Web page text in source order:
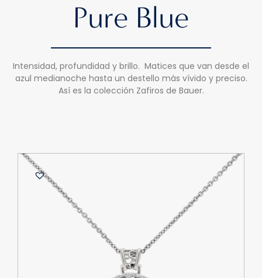
Pure Blue
Intensidad, profundidad y brillo. Matices que van desde el
azul medianoche hasta un destello más vívido y preciso.
Así es la colección Zafiros de Bauer.